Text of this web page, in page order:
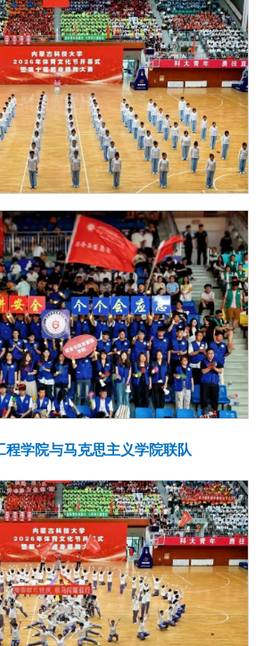
程学院与马克思主义学院联队